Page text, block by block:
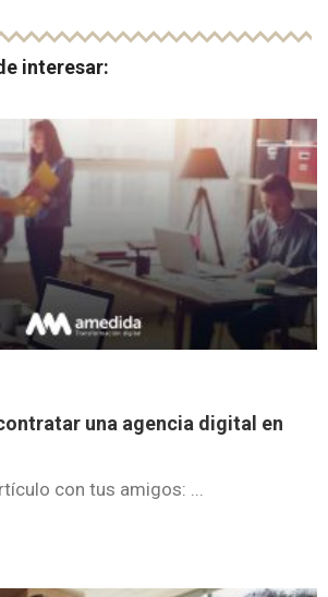
interesar:
una agencia digital en
con tus amigos: ...